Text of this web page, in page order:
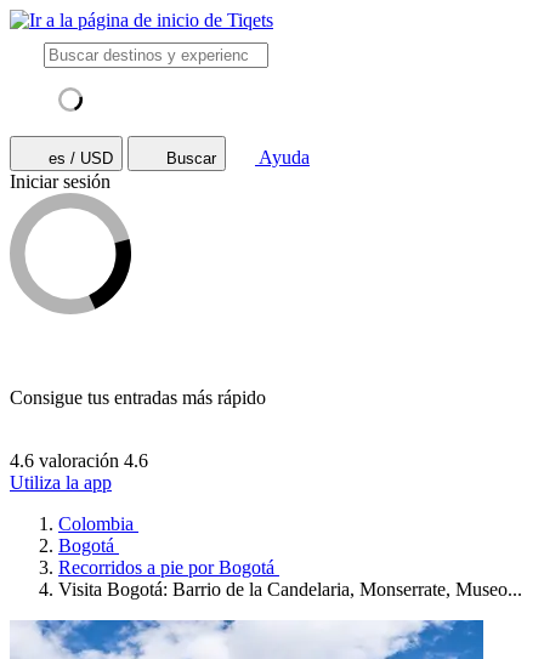
es / USD Buscar
Ayuda
Iniciar sesión
Consigue tus entradas más rápido
4.6 valoración 4.6
Utiliza la app
Colombia
Bogotá
Recorridos a pie por Bogotá
Visita Bogotá: Barrio de la Candelaria, Monserrate, Museo...